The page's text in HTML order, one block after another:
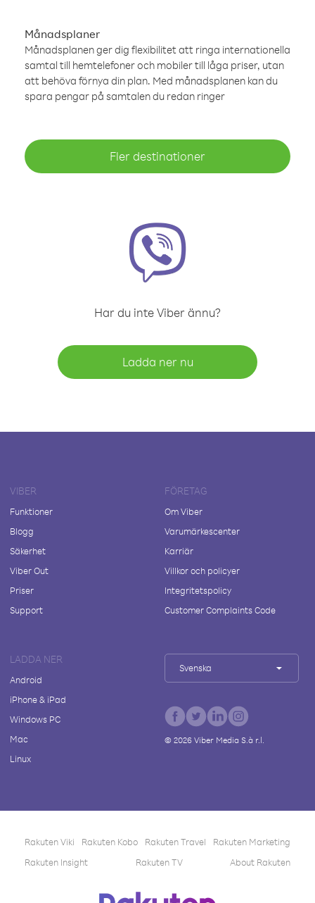
Månadsplaner
Månadsplanen ger dig flexibilitet att ringa internationella
samtal till hemtelefoner och mobiler till låga priser, utan
att behöva förnya din plan. Med månadsplanen kan du
spara pengar på samtalen du redan ringer
Fler destinationer
Har du inte Viber ännu?
Ladda ner nu
VIBER
Funktioner
Blogg
Säkerhet
Viber Out
Priser
Support
FÖRETAG
Om Viber
Varumärkescenter
Karriär
Villkor och policyer
Integritetspolicy
Customer Complaints Code
LADDA NER
Android
iPhone & iPad
Windows PC
Mac
Linux
Svenska
© 2026Viber Media S.à r.l.
Rakuten Viki Rakuten Kobo Rakuten Travel
Rakuten Marketing
Rakuten Insight
Rakuten TV About Rakuten